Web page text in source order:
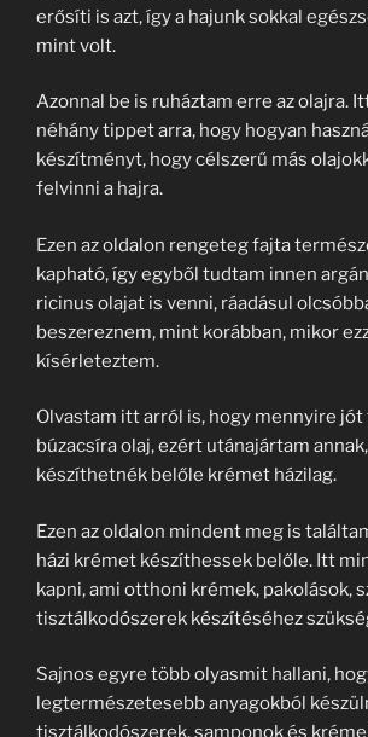
erősíti is azt, így a hajunk sokkal
mint volt.
Azonnal be is ruháztam erre az olajra.
néhány tippet arra, hogy hogyan
készítményt, hogy célszerű más
felvinni a hajra.
Ezen az oldalon rengeteg fajta
kapható, így egyből tudtam innen
ricinus olajat is venni, ráadásul
beszereznem, mint korábban, mikor
kísérleteztem.
Olvastam itt arról is, hogy mennyire jót
búzacsíra olaj, ezért utánajártam
készíthetnék belőle krémet házilag.
Ezen az oldalon mindent meg is
házi krémet készíthessek belőle. Itt
kapni, ami otthoni krémek, pakolások,
tisztálkodószerek készítéséhez
Sajnos egyre több olyasmit hallani,
legtermészetesebb anyagokból
tisztálkodószerek, samponok és